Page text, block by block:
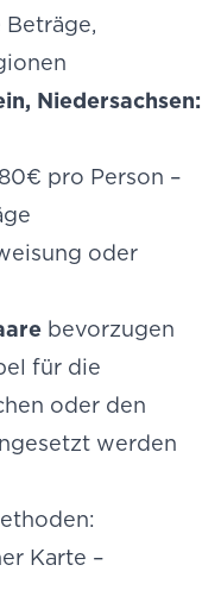
Niedersachsen:
pro Person –
oder
bevorzugen
für die
oder den
werden
Karte –